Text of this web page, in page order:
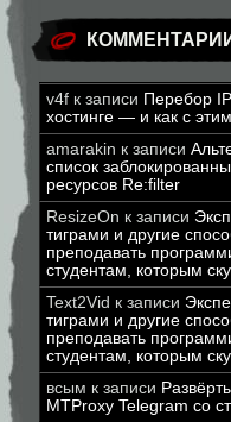
v4f к записи Перебор
хостинге — и как с
amarakin к записи
список
ресурсов Re:filter
ResizeOn к записи
тиграми и другие
преподавать
студентам, которым
Text2Vid к записи
тиграми и другие
преподавать
студентам, которым
всым к записи
MTProxy Telegram со